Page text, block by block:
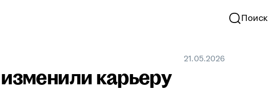
Поиск
21.05.2026
карьеру